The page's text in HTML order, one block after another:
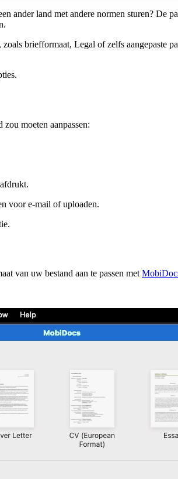
ander land met andere normen sturen?
briefformaat, Legal of zelfs aangepaste
moeten aanpassen:
voor e-mail of uploaden.
van uw bestand aan te passen met